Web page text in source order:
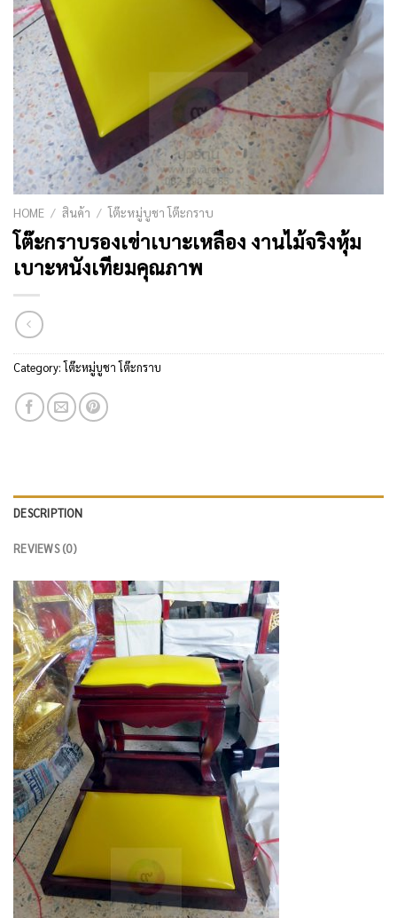
HOME / สินค้า / โต๊ะหมู่บูชา โต๊ะกราบ
โต๊ะกราบรองเข่าเบาะเหลือง งานไม้จริงหุ้ม
เบาะหนังเทียมคุณภาพ
Category:โต๊ะหมู่บูชา โต๊ะกราบ
DESCRIPTION
REVIEWS (0)